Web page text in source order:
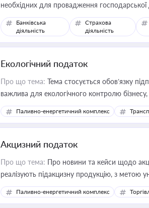
необхідних для провадження господарської
Банківська
діяльність
Страхова
діяльність
Екологічний податок
Про що тема: Тема стосується обов’язку
важлива для екологічного контролю
законодавства
Паливно-енергетичний комплекс
Акцизний податок
Про що тема: Про новини та кейси щодо
реалізують підакцизну продукцію, з метою
Паливно-енергетичний комплекс